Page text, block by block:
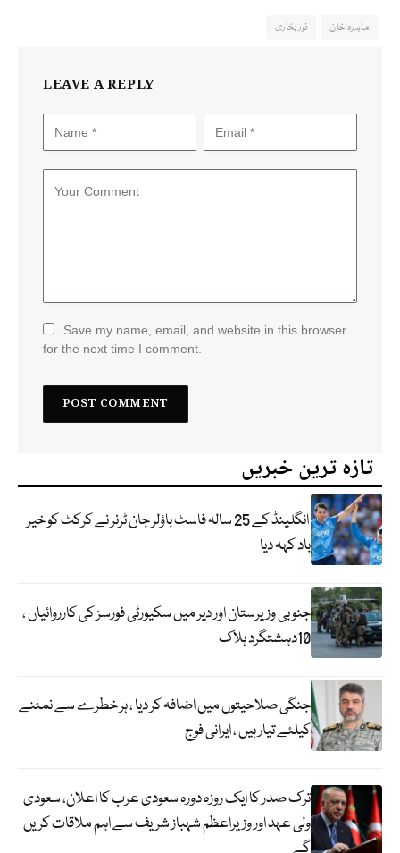
ماہرہ خان نور بخاری
LEAVE A REPLY
Save my name, email, and website in this browser
for the next time I comment.
تازہ ترین خبریں
انگلینڈ کے 25 سالہ فاسٹ باؤلر جان ٹرنر نے کرکٹ کو خیر
باد کہہ دیا
جنوبی وزیرستان اور دیر میں سکیورٹی فورسز کی کارروائیاں ،
10دہشتگرد ہلاک
جنگی صلاحیتوں میں اضافہ کر دیا ، ہر خطرے سے نمٹنے
کیلئے تیار ہیں ، ایرانی فوج
ترک صدر کا ایک روزہ دورہ سعودی عرب کا اعلان، سعودی
ولی عہد اور وزیراعظم شہباز شریف سے اہم ملاقات کریں